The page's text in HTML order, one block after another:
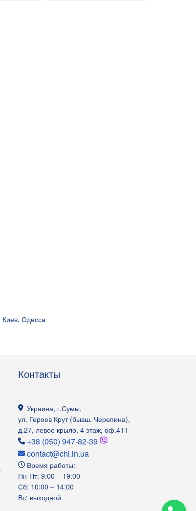
Киев, Одесса
Контакты
Украина, г.Сумы,
ул. Героев Крут (бывш. Черепина),
д.27, левое крыло, 4 этаж, оф.411
+38 (050) 947-82-39
contact@chi.in.ua
Время работы:
Пн-Пт: 9:00 – 19:00
Сб: 10:00 – 14:00
Вс: выходной